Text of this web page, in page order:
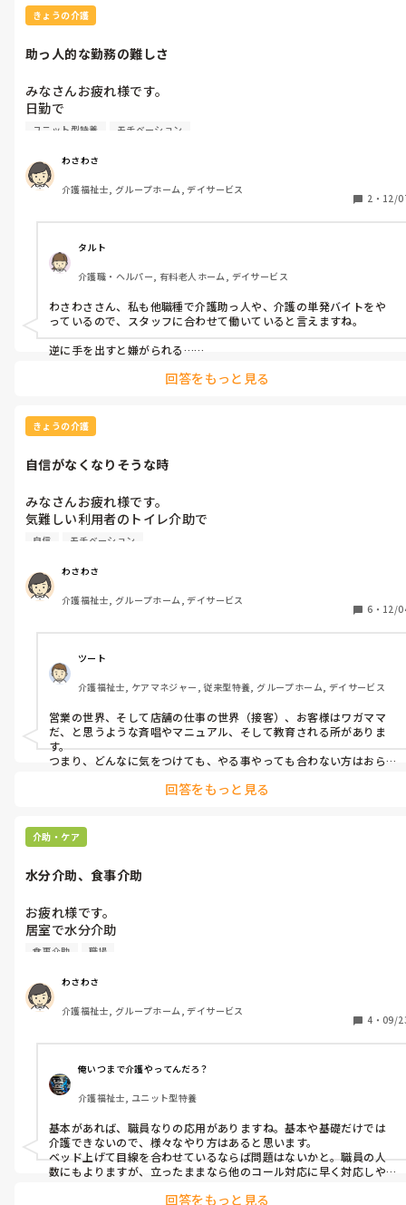
きょうの介護
助っ人的な勤務の難しさ
みなさんお疲れ様です。
日勤で
２フロアーの１部用務、介護業務など、フォロー的な勤務をして
2フロアーとも、水分摂取用のコップの種類分け、食事配膳の細
かい違いなど、覚える事が多々あり
いつも必死に取り組んでます。
1番きついのは、各ユニットのスタッフに合わせながら働く事。
例えば、要領のいいスタッフだと
そんなに手を出さなくていい。
逆に手を出すと嫌がられることある。
要領が悪いわけではないが
自分ペース、あるいは丁寧に介護対応しているスタッフの時は
コールが鳴れば、用務業務よりも
介護業務手伝う。
逆に、他のスタッフに手伝ってと
いけないの多分慌てて介護業務してます
われて
少し自信を無くしかけた時に、要領のいいスタッフから
否定された感があって、自分の中で
分からない感情が出て、そのスタッフに、各スタッフ合わせる事
が大変ですって、訴えてしまいました。
一歩間違えれば悪口になりよなって
特に意地悪なスタッフはいないし
仕事は嫌いでないけど、気力的に
疲れます。
フォロー的な勤務している方いますか？それ以外のみなさんの
色々なアドバイス聞きたいです。
ユニット型特養 モチベーション
わさわさ
介護福祉士, グループホーム, デイサービス
2 ・ 12/
タルト
介護職・ヘルパー, 有料老人ホーム, デイサービス
わさわささん、私も他職種で介護助っ人や、介護の単発バイトをや
っているので、スタッフに合わせて働いていると言えますね。
逆に手を出すと嫌がられる…
わさわささんはご自身でも慌てていらっしゃるのを自覚なさってい
れるのが怖いと思って手順が多くなって他者からは慌てているよう
に見えるのかなと…
あと、無意識に急がなければ！とフロアを走ったりしてませんか？
ってしまい、単発バイトで職員からガミガミ言われたり😱
要領がいいスタッフなのではなく、単に慣れている、誰からも怒ら
れないから自由に自然体で動けているだけではないでしょうか？
回答をもっと見る
きょうの介護
自信がなくなりそうな時
みなさんお疲れ様です。
気難しい利用者のトイレ介助で
やり方が気に入らないと
介助入れない事で
忙しい時他のスタッフに迷惑かけるなど。
また、自信がなくなりそうな時の
自信 モチベーション
わさわさ
介護福祉士, グループホーム, デイサービス
6 ・ 12/
ツート
介護福祉士, ケアマネジャー, 従来型特養, グループホーム, デイサービス
営業の世界、そして店舗の仕事の世界（接客）、お客様はワガママ
だ、と思うような斉唱やマニュアル、そして教育される所がありま
す。
つまり、どんなに気をつけても、やる事やっても合わない方はおら
的かも知れないです、、
あと、ここまできましたら、割り切りも持つべきだと思います、経験
的に…
（はするでしょうけども）のままでなく、無理に関わりを特別化す
関わり過ぎや、避ける事なく、自然に挨拶から（だけ）でもよいと
思います。その結果がどーでも、それは人対人、仕方ないですから。
それをどーこー言われる方がいたら、そんなに素晴らしい特効薬を
お持ちなのか、その上で嫌悪や批難戯れてるのか、聞いてみたいで
とにかく、介護保険の3本柱である一つ、利用者本位と、こんな時こ
そバイスティックの原則通りに、つまり普通に丁寧な対応を皆さん
に心がけて下さいね、されてるかも知れませんが、王道はないです、
その意識で取り組みましょう❢
回答をもっと見る
介助・ケア
水分介助、食事介助
お疲れ様です。
居室で水分介助
食事介助する際座って介助するのが
利用者さんによっては、ベッド上げて利用者さんの目線に
合わせて立って介助したりしてますか？
今まで座って介助するのが当たり前だと思ってましたが
スタッフによっては、立って介助したので、そうゆう場合もある
のかなと。
また水分介助、食事介助で
焦った事、なるほどと思った事
などありましたか？
食事介助 職場
わさわさ
介護福祉士, グループホーム, デイサービス
4 ・ 09/
俺いつまで介護やってんだろ？
介護福祉士, ユニット型特養
基本があれば、職員なりの応用がありますね。基本や基礎だけでは
介護できないので、様々なやり方はあると思います。
ベッド上げて目線を合わせているならば問題はないかと。職員の人
数にもよりますが、立ったままなら他のコール対応に早く対応しや
回答をもっと見る